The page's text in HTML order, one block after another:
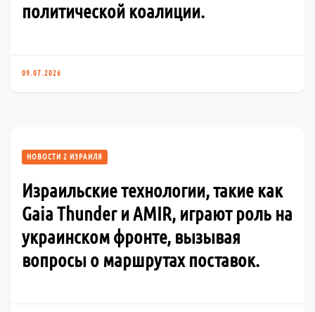
политической коалиции.
09.07.2026
НОВОСТИ 2 ИЗРАИЛЯ
Израильские технологии, такие как
Gaia Thunder и AMIR, играют роль на
украинском фронте, вызывая
вопросы о маршрутах поставок.